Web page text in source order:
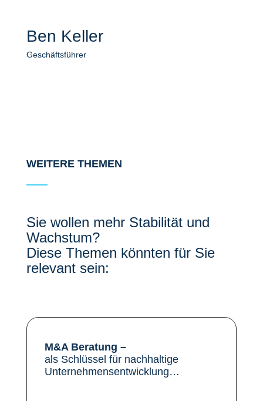
Ben Keller
Geschäftsführer
WEITERE THEMEN
Sie wollen mehr Stabilität und
Wachstum?
Diese Themen könnten für Sie
relevant sein:
M&A Beratung –
als Schlüssel für nachhaltige
Unternehmensentwicklung…